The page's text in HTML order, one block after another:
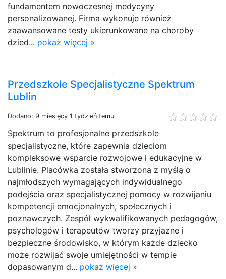
fundamentem nowoczesnej medycyny
personalizowanej. Firma wykonuje również
zaawansowane testy ukierunkowane na choroby
dzied... pokaż więcej »
Przedszkole Specjalistyczne Spektrum
Lublin
Dodano: 9 miesięcy 1 tydzień temu
Spektrum to profesjonalne przedszkole
specjalistyczne, które zapewnia dzieciom
kompleksowe wsparcie rozwojowe i edukacyjne w
Lublinie. Placówka została stworzona z myślą o
najmłodszych wymagających indywidualnego
podejścia oraz specjalistycznej pomocy w rozwijaniu
kompetencji emocjonalnych, społecznych i
poznawczych. Zespół wykwalifikowanych pedagogów,
psychologów i terapeutów tworzy przyjazne i
bezpieczne środowisko, w którym każde dziecko
może rozwijać swoje umiejętności w tempie
dopasowanym d... pokaż więcej »